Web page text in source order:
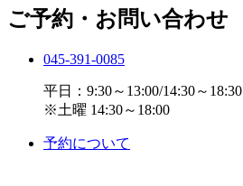
ご予約・お問い合わせ
045-391-0085
平日：9:30～13:00/14:30～18:30
※土曜 14:30～18:00
予約について